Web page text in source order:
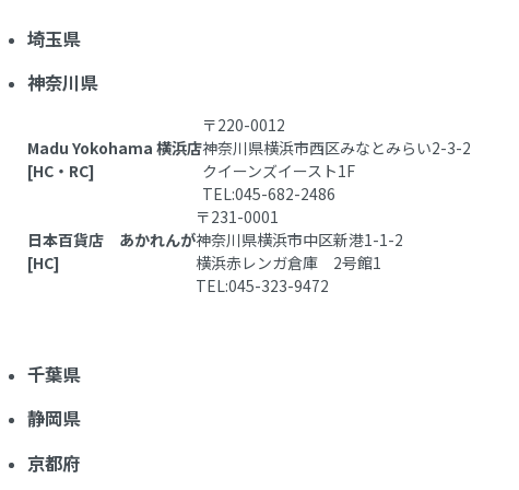
埼玉県
神奈川県
Madu Yokohama 横浜店
[HC・RC]
〒220-0012
神奈川県横浜市西区みなとみらい2-3-2
クイーンズイースト1F
TEL:045-682-2486
日本百貨店 あかれんが
[HC]
〒231-0001
神奈川県横浜市中区新港1-1-2
横浜赤レンガ倉庫 2号館1
TEL:045-323-9472
千葉県
静岡県
京都府